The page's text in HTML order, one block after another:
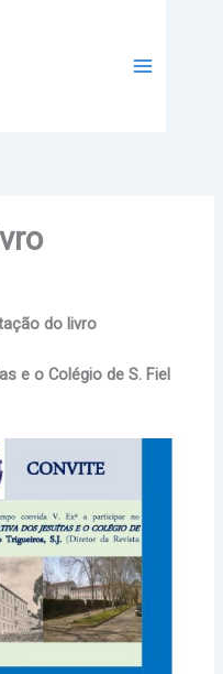
do livro
e o Colégio de S. Fiel